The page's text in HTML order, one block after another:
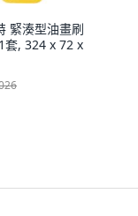
緊湊型油畫刷
套, 324 x 72 x